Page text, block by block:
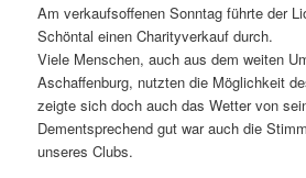
Am verkaufsoffenen Sonntag führte der
Schöntal einen Charityverkauf durch.
Viele Menschen, auch aus dem weiten
Aschaffenburg, nutzten die Möglichkeit
zeigte sich doch auch das Wetter von
Dementsprechend gut war auch die
unseres Clubs.